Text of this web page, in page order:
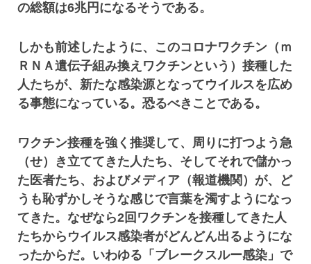
の総額は6兆円になるそうである。
しかも前述したように、このコロナワクチン（ｍ
ＲＮＡ遺伝子組み換えワクチンという）接種した
人たちが、新たな感染源となってウイルスを広め
る事態になっている。恐るべきことである。
ワクチン接種を強く推奨して、周りに打つよう急
（せ）き立ててきた人たち、そしてそれで儲かっ
た医者たち、およびメディア（報道機関）が、ど
うも恥ずかしそうな感じで言葉を濁すようになっ
てきた。なぜなら2回ワクチンを接種してきた人
たちからウイルス感染者がどんどん出るようにな
ったからだ。いわゆる「ブレークスルー感染」で